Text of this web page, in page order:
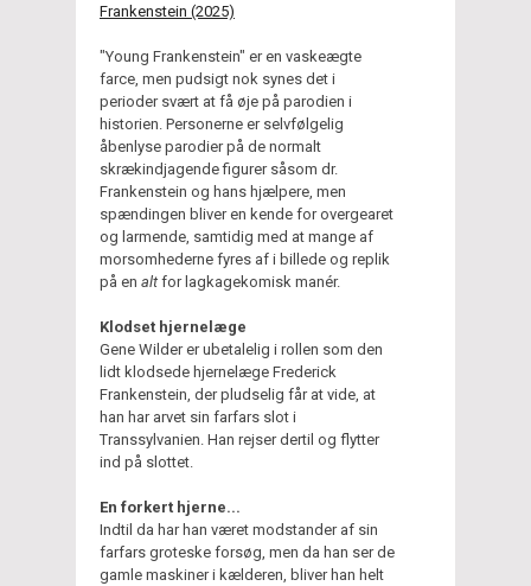
Frankenstein (2025)
"Young Frankenstein" er en vaskeægte
farce, men pudsigt nok synes det i
perioder svært at få øje på parodien i
historien. Personerne er selvfølgelig
åbenlyse parodier på de normalt
skrækindjagende figurer såsom dr.
Frankenstein og hans hjælpere, men
spændingen bliver en kende for overgearet
og larmende, samtidig med at mange af
morsomhederne fyres af i billede og replik
på en alt for lagkagekomisk manér.
Klodset hjernelæge
Gene Wilder er ubetalelig i rollen som den
lidt klodsede hjernelæge Frederick
Frankenstein, der pludselig får at vide, at
han har arvet sin farfars slot i
Transsylvanien. Han rejser dertil og flytter
ind på slottet.
En forkert hjerne...
Indtil da har han været modstander af sin
farfars groteske forsøg, men da han ser de
gamle maskiner i kælderen, bliver han helt